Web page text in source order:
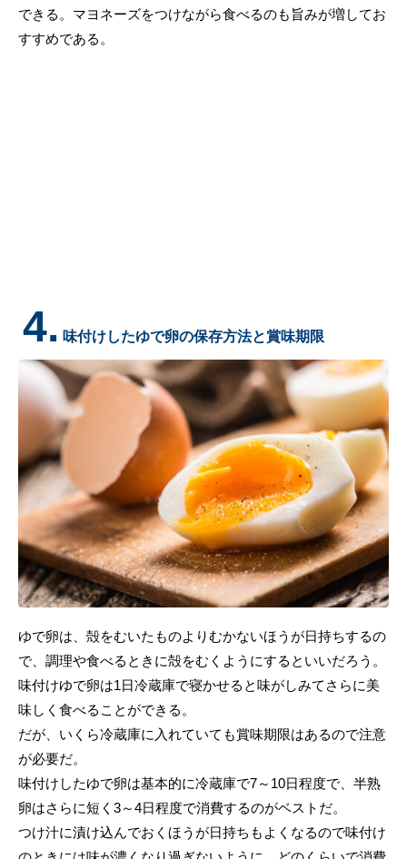
できる。マヨネーズをつけながら食べるのも旨みが増してお
すすめである。
4. 味付けしたゆで卵の保存方法と賞味期限
ゆで卵は、殻をむいたものよりむかないほうが日持ちするの
で、調理や食べるときに殻をむくようにするといいだろう。
味付けゆで卵は1日冷蔵庫で寝かせると味がしみてさらに美
味しく食べることができる。
だが、いくら冷蔵庫に入れていても賞味期限はあるので注意
が必要だ。
味付けしたゆで卵は基本的に冷蔵庫で7～10日程度で、半熟
卵はさらに短く3～4日程度で消費するのがベストだ。
つけ汁に漬け込んでおくほうが日持ちもよくなるので味付け